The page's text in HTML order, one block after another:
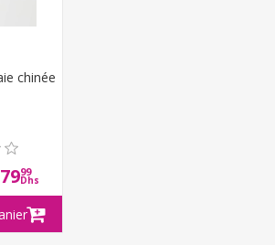
chinée
99
Dhs